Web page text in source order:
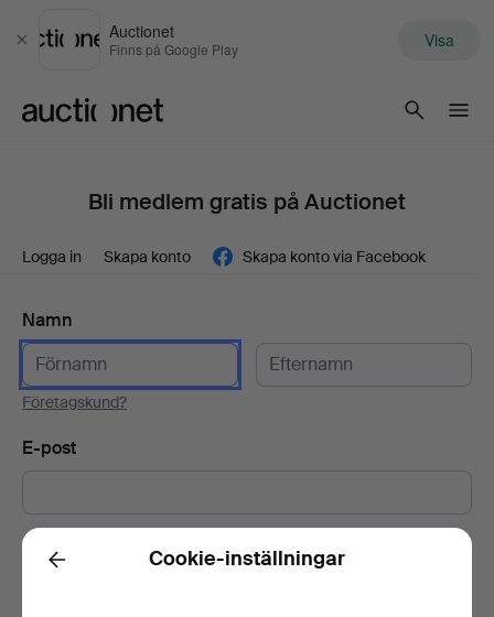
Stäng
Auctionet
Finns på Google Play Visa
Bli medlem gratis på Auctionet
Logga in Skapa konto Skapa konto via Facebook
Namn
Företagskund?
E-post
Lösenord Visa lösenord i klartext.
Back Cookie-inställningar